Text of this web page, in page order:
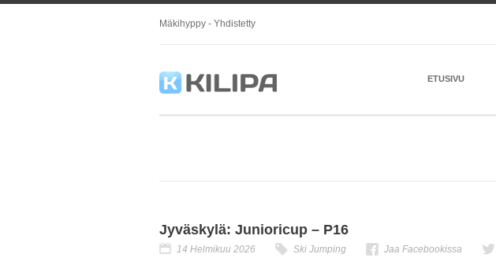
Mäkihyppy - Yhdistetty
ETUSIVU
Jyväskylä: Junioricup – P16
14 Helmikuu 2026 Ski Jumping Jaa Facebookissa